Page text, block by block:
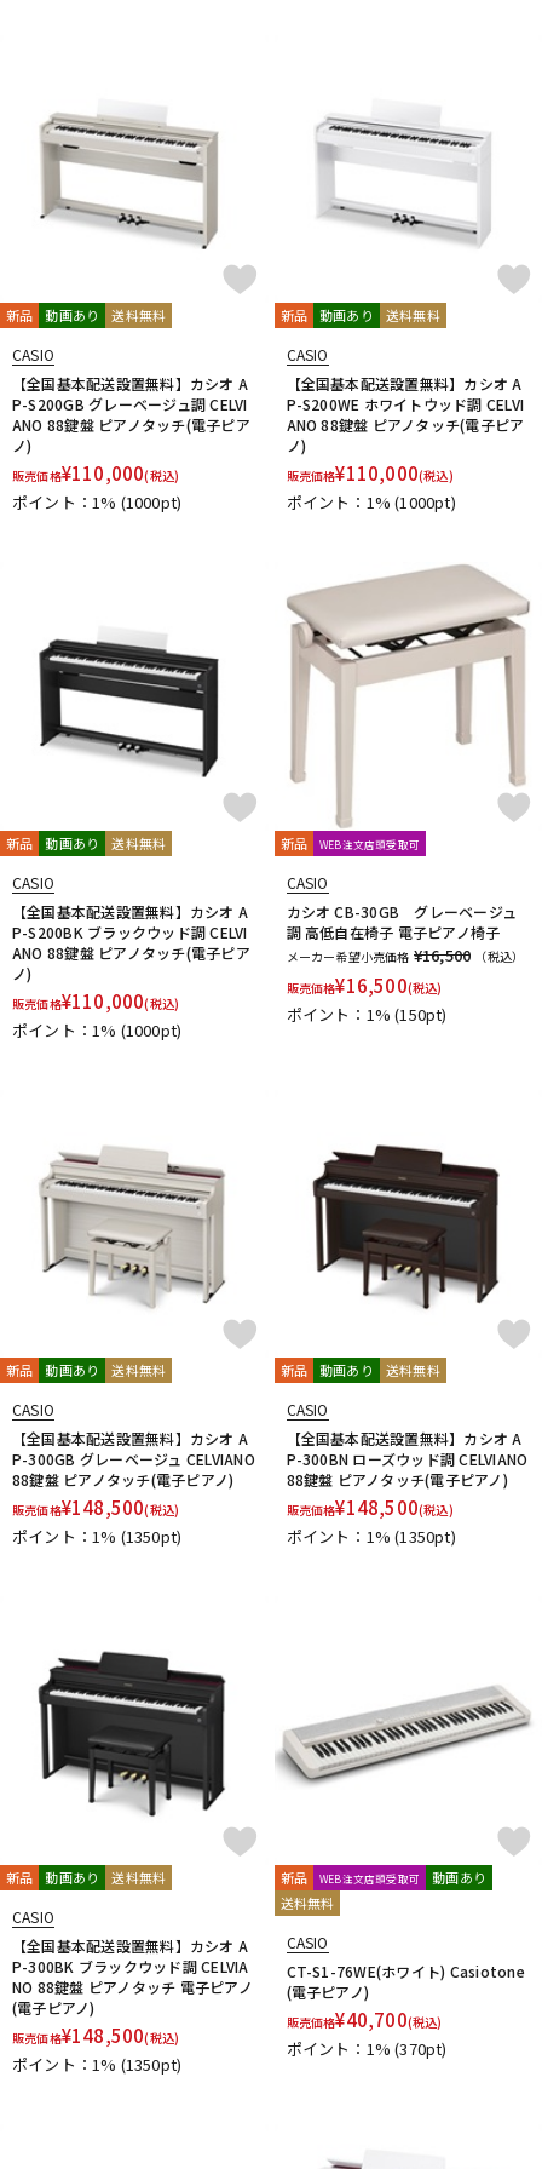
新品 動画あり 送料無料
CASIO
【全国基本配送設置無料】カシオ A
P-S200GB グレーベージュ調 CELVI
ANO 88鍵盤 ピアノタッチ(電子ピア
ノ)
販売価格¥110,000(税込)
ポイント：1% (1000pt)
新品 動画あり 送料無料
CASIO
【全国基本配送設置無料】カシオ A
P-S200WE ホワイトウッド調 CELVI
ANO 88鍵盤 ピアノタッチ(電子ピア
ノ)
販売価格¥110,000(税込)
ポイント：1%(1000pt)
新品 動画あり 送料無料
CASIO
【全国基本配送設置無料】カシオ A
P-S200BK ブラックウッド調 CELVI
ANO 88鍵盤 ピアノタッチ(電子ピア
ノ)
販売価格¥110,000(税込)
ポイント：1% (1000pt)
新品 WEB注文店頭受取可
CASIO
カシオ CB-30GB グレーベージュ
調 高低自在椅子 電子ピアノ椅子
メーカー希望小売価格 ¥16,500
（税込）
販売価格¥16,500(税込)
ポイント：1%(150pt)
新品 動画あり 送料無料
CASIO
【全国基本配送設置無料】カシオ A
P-300GB グレーベージュ CELVIANO
88鍵盤 ピアノタッチ(電子ピアノ)
販売価格¥148,500(税込)
ポイント：1% (1350pt)
新品 動画あり 送料無料
CASIO
【全国基本配送設置無料】カシオ A
P-300BN ローズウッド調 CELVIANO
88鍵盤 ピアノタッチ(電子ピアノ)
販売価格¥148,500(税込)
ポイント：1%(1350pt)
新品 動画あり 送料無料
CASIO
【全国基本配送設置無料】カシオ A
P-300BK ブラックウッド調 CELVIA
NO 88鍵盤 ピアノタッチ 電子ピアノ
(電子ピアノ)
販売価格¥148,500(税込)
ポイント：1% (1350pt)
新品 WEB注文店頭受取可
動画あり
送料無料
CASIO
CT-S1-76WE(ホワイト) Casiotone
(電子ピアノ)
販売価格¥40,700(税込)
ポイント：1%(370pt)